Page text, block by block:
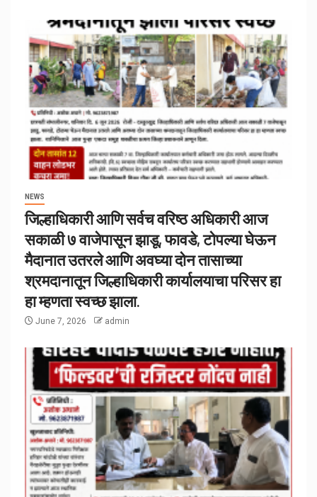
NEWS
जिल्हाधिकारी आणि सर्वच वरिष्ठ अधिकारी आज
सकाळी ७ वाजेपासून झाडू, फावडे, टोपल्या घेऊन
मैदानात उतरले आणि अवघ्या दोन तासाच्या
श्रमदानातून जिल्हाधिकारी कार्यालयाचा परिसर हा
हा म्हणता स्वच्छ झाला.
June 7, 2026 admin